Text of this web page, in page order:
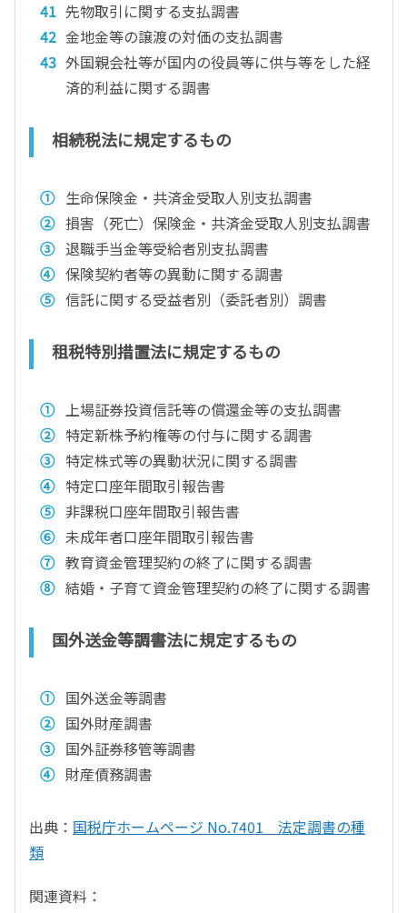
先物取引に関する支払調書
金地金等の譲渡の対価の支払調書
外国親会社等が国内の役員等に供与等をした経
済的利益に関する調書
相続税法に規定するもの
生命保険金・共済金受取人別支払調書
損害（死亡）保険金・共済金受取人別支払調書
退職手当金等受給者別支払調書
保険契約者等の異動に関する調書
信託に関する受益者別（委託者別）調書
租税特別措置法に規定するもの
上場証券投資信託等の償還金等の支払調書
特定新株予約権等の付与に関する調書
特定株式等の異動状況に関する調書
特定口座年間取引報告書
非課税口座年間取引報告書
未成年者口座年間取引報告書
教育資金管理契約の終了に関する調書
結婚・子育て資金管理契約の終了に関する調書
国外送金等調書法に規定するもの
国外送金等調書
国外財産調書
国外証券移管等調書
財産債務調書
出典： 国税庁ホームページ No.7401 法定調書の種
類
関連資料：